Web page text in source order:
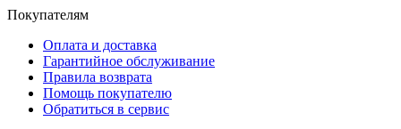
Покупателям
Оплата и доставка
Гарантийное обслуживание
Правила возврата
Помощь покупателю
Обратиться в сервис